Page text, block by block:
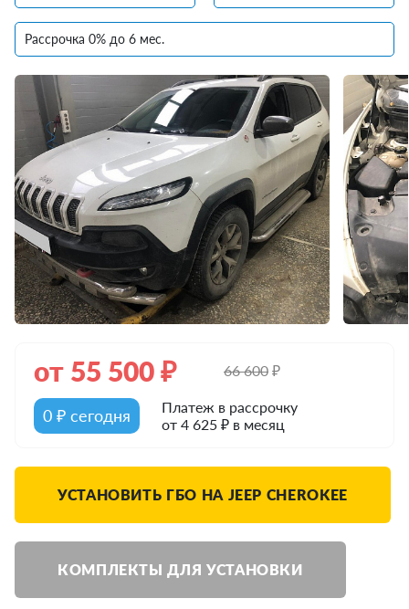
Рассрочка 0% до 6 мес.
от 55 500₽ 66 600₽
0 ₽ сегодня
Платеж в рассрочку
от 4 625 ₽ в месяц
УСТАНОВИТЬ ГБО НА JEEP CHEROKEE
КОМПЛЕКТЫ ДЛЯ УСТАНОВКИ